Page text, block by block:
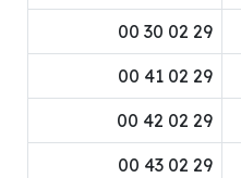
29 02 30 00
29 02 41 00
29 02 42 00
29 02 43 00